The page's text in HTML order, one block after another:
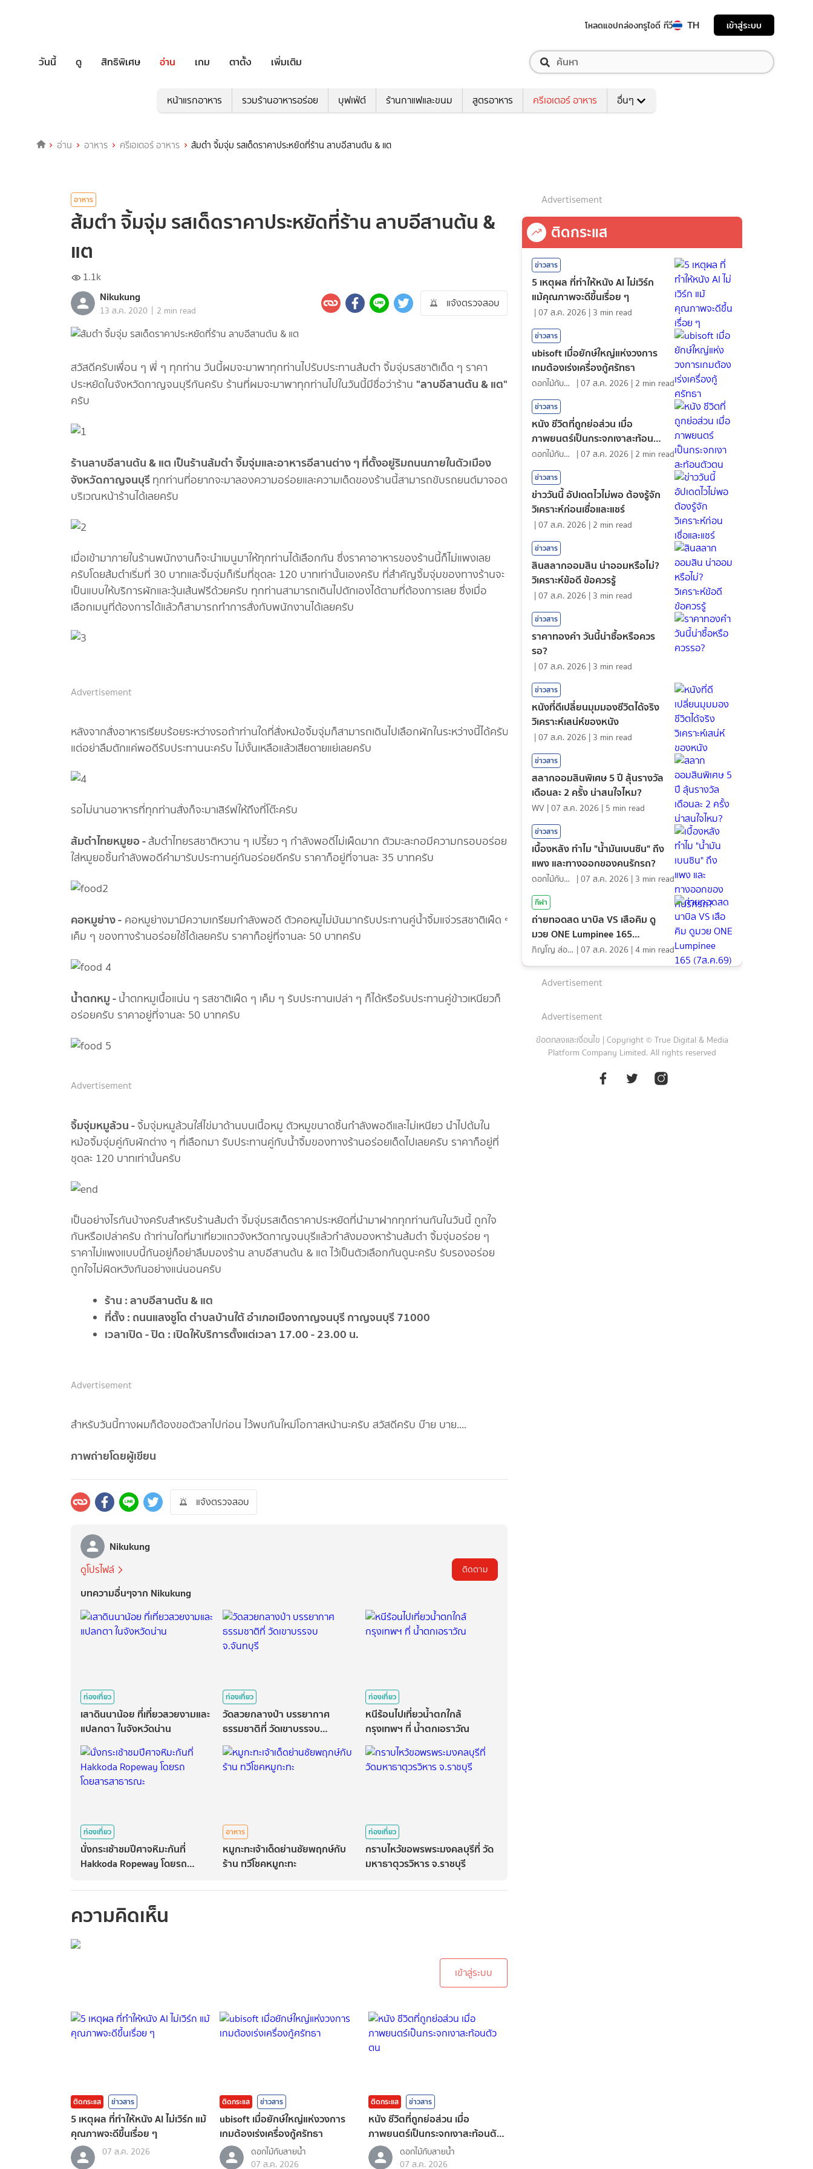
โหลดแอปกล่องทรูไอดี ทีวี TH เข้าสู่ระบบ
วันนี้ ดู สิทธิพิเศษ อ่าน เกม ตาตั้ง เพิ่มเติม
หน้าแรกอาหาร รวมร้านอาหารอร่อย บุฟเฟ่ต์ ร้านกาแฟและขนม สูตรอาหาร ครีเอเตอร์ อาหาร อื่นๆ
อ่าน อาหาร ครีเอเตอร์ อาหาร ส้มตำ จิ้มจุ่ม รสเด็ดราคาประหยัดที่ร้าน ลาบอีสานต้น & แต
อาหาร
ส้มตำ จิ้มจุ่ม รสเด็ดราคาประหยัดที่ร้าน ลาบอีสานต้น &
แต
1.1k
Nikukung
13 ส.ค. 2020 | 2 min read
แจ้งตรวจสอบ
สวัสดีครับเพื่อน ๆ พี่ ๆ ทุกท่าน วันนี้ผมจะมาพาทุกท่านไปรับประทานส้มตำ จิ้มจุ่มรสชาติเด็ด ๆ ราคา
ประหยัดในจังหวัดกาญจนบุรีกันครับ ร้านที่ผมจะมาพาทุกท่านไปในวันนี้มีชื่อว่าร้าน "ลาบอีสานต้น & แต"
ครับ
ร้านลาบอีสานต้น & แต เป็นร้านส้มตำ จิ้มจุ่มและอาหารอีสานต่าง ๆ ที่ตั้งอยู่ริมถนนภายในตัวเมือง
จังหวัดกาญจนบุรีทุกท่านที่อยากจะมาลองความอร่อยและความเด็ดของร้านนี้สามารถขับรถยนต์มาจอด
บริเวณหน้าร้านได้เลยครับ
เมื่อเข้ามาภายในร้านพนักงานก็จะนำเมนูมาให้ทุกท่านได้เลือกกัน ซึ่งราคาอาหารของร้านนี้ก็ไม่แพงเลย
ครับโดยส้มตำเริ่มที่ 30 บาทและจิ้มจุ่มก็เริ่มที่ชุดละ 120 บาทเท่านั้นเองครับ ที่สำคัญจิ้มจุ่มของทางร้านจะ
เป็นแบบให้บริการผักและวุ้นเส้นฟรีด้วยครับ ทุกท่านสามารถเดินไปตักเองได้ตามที่ต้องการเลย ซึ่งเมื่อ
เลือกเมนูที่ต้องการได้แล้วก็สามารถทำการสั่งกับพนักงานได้เลยครับ
Advertisement
หลังจากสั่งอาหารเรียบร้อยระหว่างรอถ้าท่านใดที่สั่งหม้อจิ้มจุ่มก็สามารถเดินไปเลือกผักในระหว่างนี้ได้ครับ
แต่อย่าลืมตักแค่พอดีรับประทานนะครับ ไม่งั้นเหลือแล้วเสียดายแย่เลยครับ
รอไม่นานอาหารที่ทุกท่านสั่งก็จะมาเสิร์ฟให้ถึงที่โต๊ะครับ
ส้มตำไทยหมูยอ -ส้มตำไทยรสชาติหวาน ๆ เปรี้ยว ๆ กำลังพอดีไม่เผ็ดมาก ตัวมะละกอมีความกรอบอร่อย
ใส่หมูยอชิ้นกำลังพอดีคำมารับประทานคู่กันอร่อยดีครับ ราคาก็อยู่ที่จานละ 35 บาทครับ
คอหมูย่าง - คอหมูย่างมามีความเกรียมกำลังพอดี ตัวคอหมูไม่มันมากรับประทานคู่น้ำจิ้มแจ่วรสชาติเผ็ด ๆ
เค็ม ๆ ของทางร้านอร่อยใช้ได้เลยครับ ราคาก็อยู่ที่จานละ 50 บาทครับ
น้ำตกหมู -น้ำตกหมูเนื้อแน่น ๆ รสชาติเผ็ด ๆ เค็ม ๆ รับประทานเปล่า ๆ ก็ได้หรือรับประทานคู่ข้าวเหนียวก็
อร่อยครับ ราคาอยู่ที่จานละ 50 บาทครับ
Advertisement
จิ้มจุ่มหมูล้วน -จิ้มจุ่มหมูล้วนใส่ไข่มาด้านบนเนื้อหมู ตัวหมูขนาดชิ้นกำลังพอดีและไม่เหนียว นำไปต้มใน
หม้อจิ้มจุ่มคู่กับผักต่าง ๆ ที่เลือกมา รับประทานคู่กับน้ำจิ้มของทางร้านอร่อยเด็ดไปเลยครับ ราคาก็อยู่ที่
ชุดละ 120 บาทเท่านั้นครับ
เป็นอย่างไรกันบ้างครับสำหรับร้านส้มตำ จิ้มจุ่มรสเด็ดราคาประหยัดที่นำมาฝากทุกท่านกันในวันนี้ ถูกใจ
กันหรือเปล่าครับ ถ้าท่านใดที่มาเที่ยวแถวจังหวัดกาญจนบุรีแล้วกำลังมองหาร้านส้มตำ จิ้มจุ่มอร่อย ๆ
ราคาไม่แพงแบบนี้กันอยู่ก็อย่าลืมมองร้าน ลาบอีสานต้น & แต ไว้เป็นตัวเลือกกันดูนะครับ รับรองอร่อย
ถูกใจไม่ผิดหวังกันอย่างแน่นอนครับ
ร้าน : ลาบอีสานต้น & แต
ที่ตั้ง : ถนนแสงชูโต ตำบลบ้านใต้ อำเภอเมืองกาญจนบุรี กาญจนบุรี 71000
เวลาเปิด - ปิด : เปิดให้บริการตั้งแต่เวลา 17.00 - 23.00 น.
Advertisement
สำหรับวันนี้ทางผมก็ต้องขอตัวลาไปก่อน ไว้พบกันใหม่โอกาสหน้านะครับ สวัสดีครับ บ๊าย บาย....
ภาพถ่ายโดยผู้เขียน
แจ้งตรวจสอบ
Nikukung
ดูโปรไฟล์ ติดตาม
บทความอื่นๆจาก Nikukung
ท่องเที่ยว
เสาดินนาน้อย ที่เที่ยวสวยงามและ
แปลกตา ในจังหวัดน่าน
ท่องเที่ยว
วัดสวยกลางป่า บรรยากาศ
ธรรมชาติที่ วัดเขาบรรจบ
จ.จันทบุรี
ท่องเที่ยว
หนีร้อนไปเที่ยวน้ำตกใกล้
กรุงเทพฯ ที่ น้ำตกเอราวัณ
ท่องเที่ยว
นั่งกระเช้าชมปีศาจหิมะกันที่
Hakkoda Ropeway โดยรถ
อาหาร
หมูกะทะเจ้าเด็ดย่านชัยพฤกษ์กับ
ร้าน ทวีโชคหมูกะทะ
ท่องเที่ยว
กราบไหว้ขอพรพระมงคลบุรีที่ วัด
มหาธาตุวรวิหาร จ.ราชบุรี
ความคิดเห็น
เข้าสู่ระบบ
ติดกระแส ข่าวสาร
5 เหตุผล ที่ทำให้หนัง AI ไม่เวิร์ก แม้
คุณภาพจะดีขึ้นเรื่อย ๆ
07 ส.ค. 2026
ติดกระแส ข่าวสาร
ubisoft เมื่อยักษ์ใหญ่แห่งวงการ
เกมต้องเร่งเครื่องกู้ศรัทธา
ดอกไม้กับสายน้ำ
07 ส.ค. 2026
ติดกระแส ข่าวสาร
หนัง ชีวิตที่ถูกย่อส่วน เมื่อ
ภาพยนตร์เป็นกระจกเงาสะท้อนตัว
ตน
ดอกไม้กับสายน้ำ
07 ส.ค. 2026
Advertisement
ติดกระแส
ข่าวสาร
5 เหตุผล ที่ทำให้หนัง AI ไม่เวิร์ก
แม้คุณภาพจะดีขึ้นเรื่อย ๆ
|07 ส.ค. 2026 | 3 min read
ข่าวสาร
ubisoft เมื่อยักษ์ใหญ่แห่งวงการ
เกมต้องเร่งเครื่องกู้ศรัทธา
ดอกไม้กับสายน้ำ |07 ส.ค. 2026 | 2 min read
ข่าวสาร
หนัง ชีวิตที่ถูกย่อส่วน เมื่อ
ภาพยนตร์เป็นกระจกเงาสะท้อนตัว
ตน
ดอกไม้กับสายน้ำ |07 ส.ค. 2026 | 2 min read
ข่าวสาร
ข่าววันนี้ อัปเดตไวไม่พอ ต้องรู้จัก
วิเคราะห์ก่อนเชื่อและแชร์
|07 ส.ค. 2026 | 2 min read
ข่าวสาร
สินสลากออมสิน น่าออมหรือไม่?
วิเคราะห์ข้อดี ข้อควรรู้
|07 ส.ค. 2026 | 3 min read
ข่าวสาร
ราคาทองคํา วันนี้น่าซื้อหรือควร
รอ?
|07 ส.ค. 2026 | 3 min read
ข่าวสาร
หนังที่ดีเปลี่ยนมุมมองชีวิตได้จริง
วิเคราะห์เสน่ห์ของหนัง
|07 ส.ค. 2026 | 3 min read
ข่าวสาร
สลากออมสินพิเศษ 5 ปี ลุ้นรางวัล
เดือนละ 2 ครั้ง น่าสนใจไหม?
WV |07 ส.ค. 2026 | 5 min read
ข่าวสาร
เบื้องหลัง ทำไม "น้ำมันเบนซิน" ถึง
แพง และทางออกของคนรักรถ?
ดอกไม้กับสายน้ำ |07 ส.ค. 2026 | 3 min read
กีฬา
ถ่ายทอดสด นาบิล VS เสือคิม ดู
มวย ONE Lumpinee 165
(7ส.ค.69)ภิญโญ ส่องแสง |07 ส.ค. 2026 |4 min read
Advertisement
Advertisement
ข้อตกลงและเงื่อนไข | Copyright © True Digital & Media
Platform Company Limited. All rights reserved